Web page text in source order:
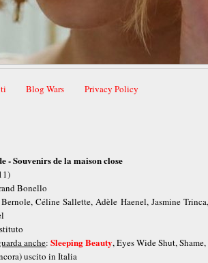
Blog Wars Privacy Policy
- Souvenirs de la maison close
Bonello
Céline Sallette, Adèle Haenel, Jasmine
anche:Sleeping Beauty, Eyes Wide Shut, Shame,
uscito in Italia